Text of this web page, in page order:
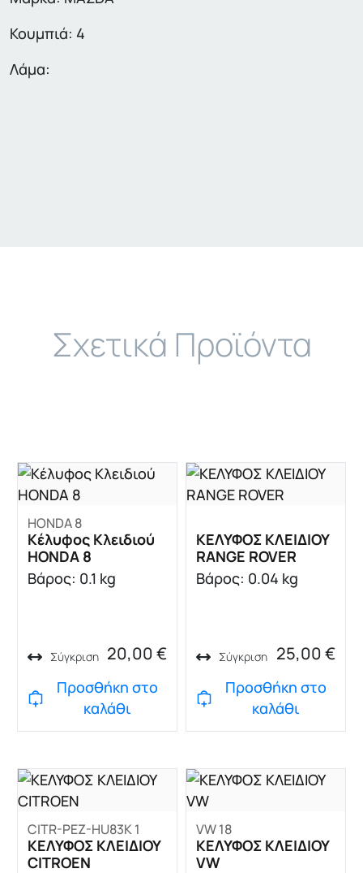
Κουμπιά: 4
Λάμα:
Σχετικά Προϊόντα
HONDA 8
Κέλυφος Κλειδιού
HONDA 8
Βάρος: 0.1 kg
Σύγκριση 20,00€
Προσθήκη στο
καλάθι
ΚΕΛΥΦΟΣ ΚΛΕΙΔΙΟΥ
RANGE ROVER
Βάρος: 0.04 kg
Σύγκριση 25,00€
Προσθήκη στο
καλάθι
CITR-PEZ-HU83K 1
ΚΕΛΥΦΟΣ ΚΛΕΙΔΙΟΥ
CITROEN
VW 18
ΚΕΛΥΦΟΣ ΚΛΕΙΔΙΟΥ
VW